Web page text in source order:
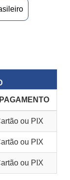
ou PIX
ou PIX
ou PIX